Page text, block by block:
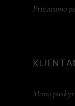
Privatumo
Mano